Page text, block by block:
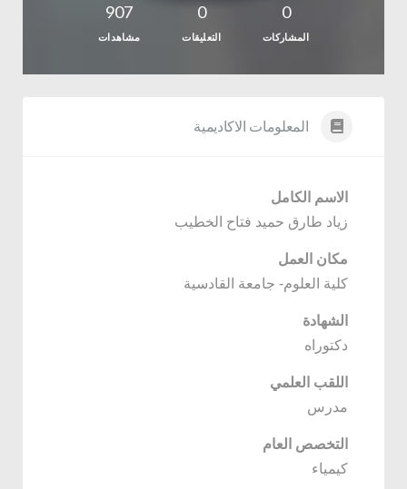
0
المشاركات
0
التعليقات
907
مشاهدات
المعلومات الاكاديمية
الاسم الكامل
زياد طارق حميد فتاح الخطيب
مكان العمل
كلية العلوم- جامعة القادسية
الشهادة
دكتوراه
اللقب العلمي
مدرس
التخصص العام
كيمياء